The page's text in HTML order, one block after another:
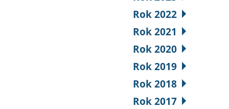
Rok 2022
Rok 2021
Rok 2020
Rok 2019
Rok 2018
Rok 2017